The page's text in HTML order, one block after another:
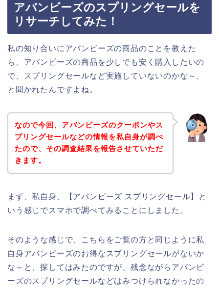
アバンビーズのスプリングセールを
リサーチしてみた！
私の知り合いにアバンビーズの商品のことを教えた
ら、アバンビーズの商品を少しでも安く購入したいの
で、スプリングセールなど実施していないのかな～、
と聞かれたんですよね。
なので今回、アバンビーズのクーポンやス
プリングセールなどの情報を私自身が調べ
たので、その調査結果を報告させていただ
きます。
まず、私自身、【アバンビーズ スプリングセール】と
いう感じでスマホで調べてみることにしました。
そのような感じで、こちらをご覧の方と同じように私
自身アバンビーズのお得なスプリングセールがないか
な～と、探してはみたのですが、残念ながらアバンビ
ーズのスプリングセールなどはみつけられなかったの